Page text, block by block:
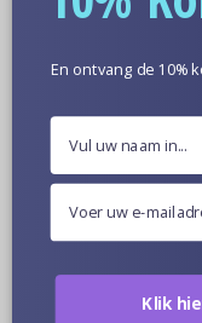
En ontvang de 10%
Klik